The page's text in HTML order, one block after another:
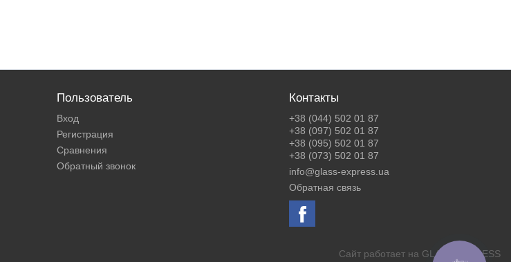
Пользователь
Вход
Регистрация
Сравнения
Обратный звонок
Контакты
+38 (044) 502 01 87
+38 (097) 502 01 87
+38 (095) 502 01 87
+38 (073) 502 01 87
info@glass-express.ua
Обратная связь
Сайт работает на GLASS EXPRESS